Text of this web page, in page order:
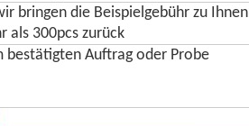
bringen die Beispielgebühr zu Ihnen
als 300pcs zurück
bestätigten Auftrag oder Probe